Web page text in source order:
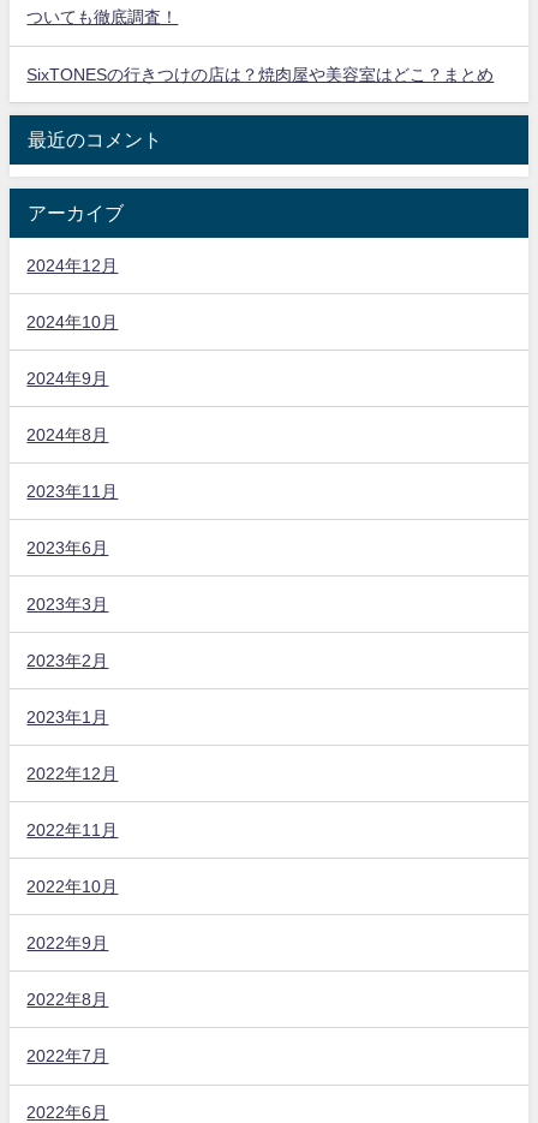
ついても徹底調査！
SixTONESの行きつけの店は？焼肉屋や美容室はどこ？まとめ
最近のコメント
アーカイブ
2024年12月
2024年10月
2024年9月
2024年8月
2023年11月
2023年6月
2023年3月
2023年2月
2023年1月
2022年12月
2022年11月
2022年10月
2022年9月
2022年8月
2022年7月
2022年6月